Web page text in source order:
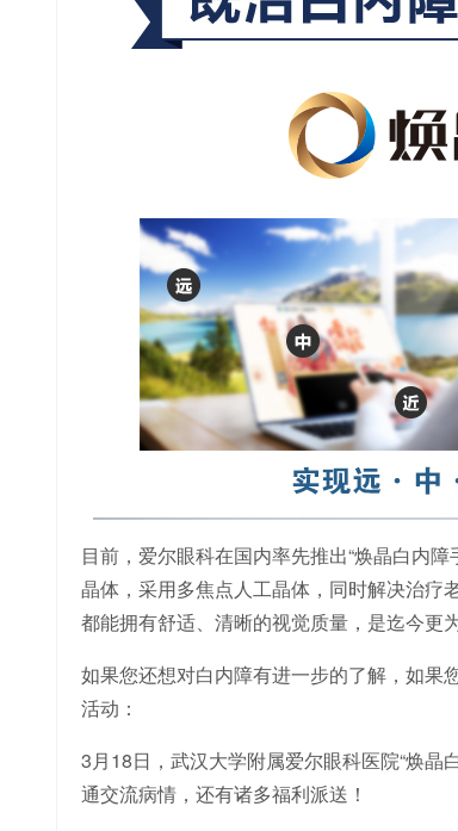
目前，爱尔眼科在国内率先推出“焕晶白内
晶体，采用多焦点人工晶体，同时解决治疗
都能拥有舒适、清晰的视觉质量，是迄今更
如果您还想对白内障有进一步的了解，如果
活动：
3月18日，武汉大学附属爱尔眼科医院“焕晶
通交流病情，还有诸多福利派送！